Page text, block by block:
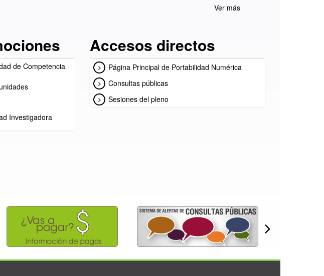
Ver más
de Competencia
Investigadora
Accesos directos
Página Principal de Portabilidad Numérica
Consultas públicas
Sesiones del pleno